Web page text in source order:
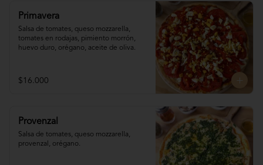
Primavera
Salsa de tomates, queso mozzarella,
tomates en rodajas, pimiento morrón,
huevo duro, orégano, aceite de oliva.
$16.000
Provenzal
Salsa de tomates, queso mozzarella,
provenzal, orégano.